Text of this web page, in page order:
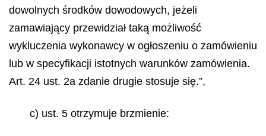
dowolnych środków dowodowych, jeżeli
zamawiający przewidział taką możliwość
wykluczenia wykonawcy w ogłoszeniu o zamówieniu
lub w specyfikacji istotnych warunków zamówienia.
Art. 24 ust. 2a zdanie drugie stosuje się.”,
c) ust. 5 otrzymuje brzmienie: